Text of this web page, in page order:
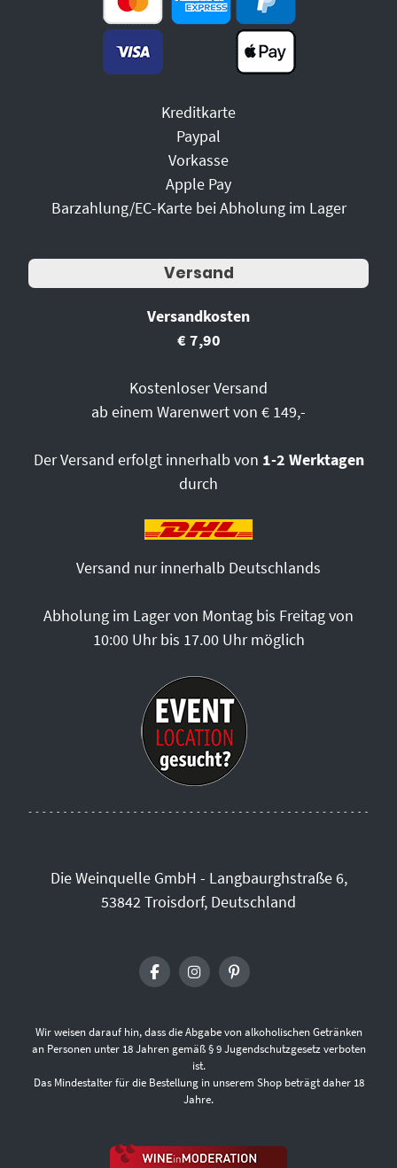
Kreditkarte
Paypal
Vorkasse
Apple Pay
Barzahlung/EC-Karte bei Abholung im Lager
Versand
Versandkosten
€ 7,90
Kostenloser Versand
ab einem Warenwert von € 149,-
Der Versand erfolgt innerhalb von 1-2 Werktagen
durch
Versand nur innerhalb Deutschlands
Abholung im Lager von Montag bis Freitag von
10:00 Uhr bis 17.00 Uhr möglich
Die Weinquelle GmbH - Langbaurghstraße 6,
53842 Troisdorf, Deutschland
Wir weisen darauf hin, dass die Abgabe von alkoholischen Getränken
an Personen unter 18 Jahren gemäß § 9 Jugendschutzgesetz verboten
ist.
Das Mindestalter für die Bestellung in unserem Shop beträgt daher 18
Jahre.